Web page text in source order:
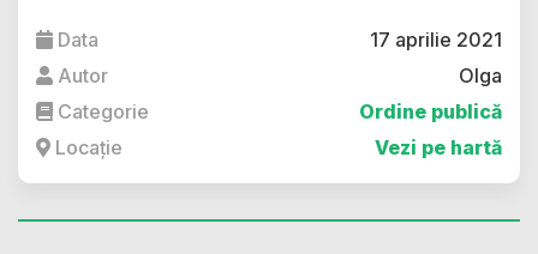
Data
17 aprilie 2021
Autor
Olga
Categorie
Ordine publică
Locație
Vezi pe hartă